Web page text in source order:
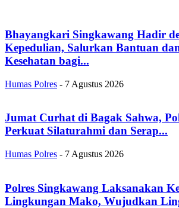
Bhayangkari Singkawang Hadir
Kepedulian, Salurkan Bantuan
Kesehatan bagi...
Humas Polres - 7 Agustus 2026
Jumat Curhat di Bagak Sahwa,
Perkuat Silaturahmi dan Serap...
Humas Polres - 7 Agustus 2026
Polres Singkawang Laksanakan
Lingkungan Mako, Wujudkan